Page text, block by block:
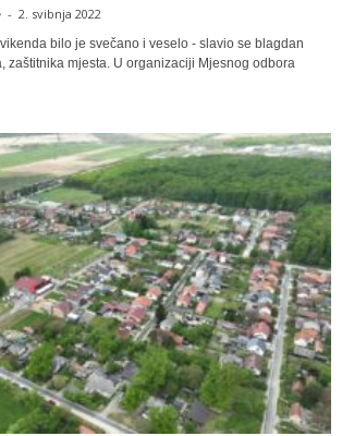
- 2. svibnja 2022
bilo je svečano i veselo - slavio se blagdan
zaštitnika mjesta. U organizaciji Mjesnog odbora